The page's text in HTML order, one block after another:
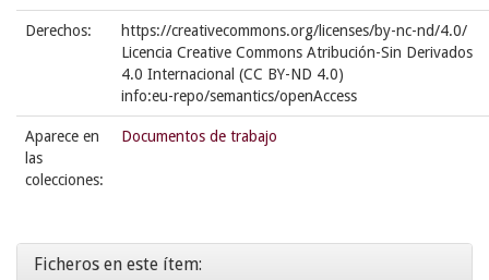
Derechos:
https://creativecommons.org/licenses/by-nc-nd/4.0/
Licencia Creative Commons Atribución-Sin Derivados
4.0 Internacional (CC BY-ND 4.0)
info:eu-repo/semantics/openAccess
Aparece en
las
colecciones:
Documentos de trabajo
Ficheros en este ítem: